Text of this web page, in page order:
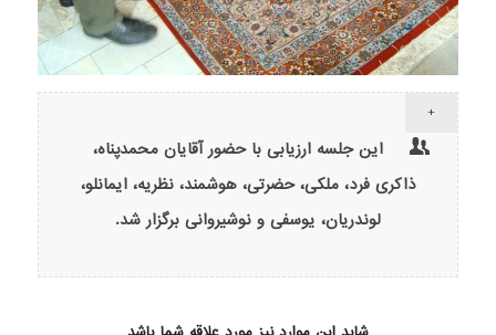
+
این جلسه ارزیابی با حضور آقایان محمدپناه،
ذاکری فرد، ملکی، حضرتی، هوشمند، نظریه، ایمانلو،
لوندریان، یوسفی و نوشیروانی برگزار شد.